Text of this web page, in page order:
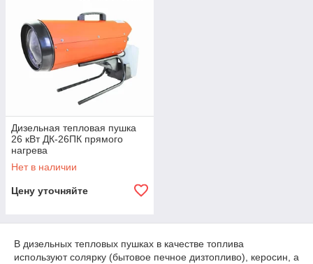
Дизельная тепловая пушка
26 кВт ДК-26ПК прямого
нагрева
Нет в наличии
Цену уточняйте
В дизельных тепловых пушках в качестве топлива
используют солярку (бытовое печное дизтопливо), керосин, а